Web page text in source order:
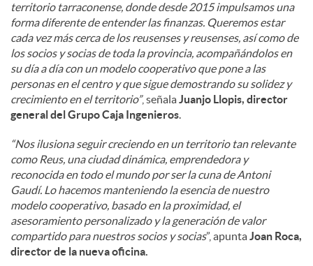
territorio tarraconense, donde desde 2015 impulsamos una
forma diferente de entender las finanzas. Queremos estar
cada vez más cerca de los reusenses y reusenses, así como de
los socios y socias de toda la provincia, acompañándolos en
su día a día con un modelo cooperativo que pone a las
personas en el centro y que sigue demostrando su solidez y
crecimiento en el territorio”, señalaJuanjo Llopis, director
general del Grupo Caja Ingenieros.
“Nos ilusiona seguir creciendo en un territorio tan relevante
como Reus, una ciudad dinámica, emprendedora y
reconocida en todo el mundo por ser la cuna de Antoni
Gaudí. Lo hacemos manteniendo la esencia de nuestro
modelo cooperativo, basado en la proximidad, el
asesoramiento personalizado y la generación de valor
compartido para nuestros socios y socias”, apuntaJoan Roca,
director de la nueva oficina.